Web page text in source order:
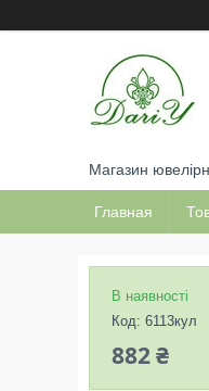
Магазин
Главная
В наявності
Код: 6113кул
882 ₴